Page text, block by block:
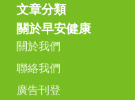
文章分類
關於早安健康
關於我們
聯絡我們
廣告刊登